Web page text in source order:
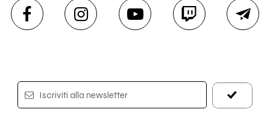
Iscriviti alla newsletter